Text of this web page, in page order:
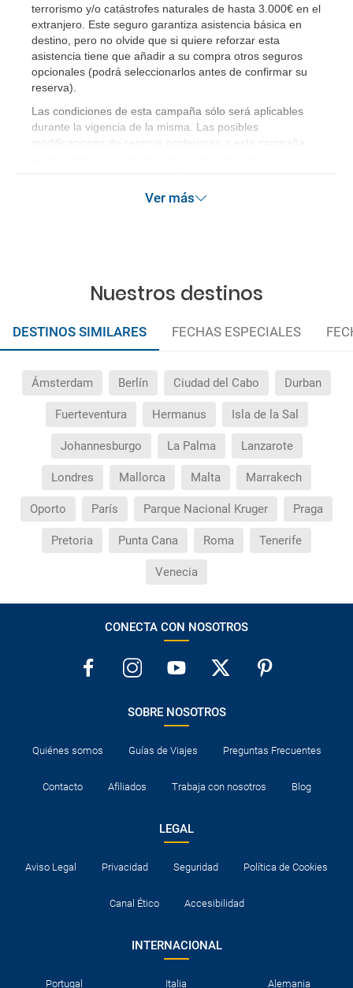
terrorismo y/o catástrofes naturales de hasta 3.000€ en el
extranjero. Este seguro garantiza asistencia básica en
destino, pero no olvide que si quiere reforzar esta
asistencia tiene que añadir a su compra otros seguros
opcionales (podrá seleccionarlos antes de confirmar su
reserva)
Las condiciones de esta campaña sólo será aplicables
durante la vigencia de la misma. Las posibles
modificaciones de reserva posteriores a esta campaña
Ver más
Nuestros destinos
DESTINOS SIMILARES FECHAS ESPECIALES
Ámsterdam Berlín Ciudad del Cabo Durban
Fuerteventura Hermanus Isla de la Sal
Johannesburgo La Palma Lanzarote
Londres Mallorca Malta Marrakech
Oporto París Parque Nacional Kruger Praga
Pretoria Punta Cana Roma Tenerife
Venecia
CONECTA CON NOSOTROS
SOBRE NOSOTROS
Quiénes somos Guías de Viajes Preguntas Frecuentes
Contacto Afiliados Trabaja con nosotros Blog
LEGAL
Aviso Legal Privacidad Seguridad Política de Cookies
Canal Ético Accesibilidad
INTERNACIONAL
Portugal Italia Alemania